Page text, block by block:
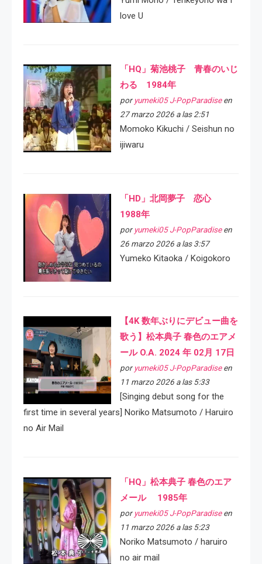
love U
「HQ」菊池桃子 青春のいじ
わる 1984年
por yumeki05 J-PopParadiseen
27 marzo 2026 a las 2:51
Momoko Kikuchi / Seishun no
ijiwaru
「HD」北岡夢子 恋心
1988年
por yumeki05 J-PopParadiseen
26 marzo 2026 a las 3:57
Yumeko Kitaoka / Koigokoro
【4K 数年ぶりにデビュー曲を
歌う】松本典子 春色のエアメ
ール O.A. 2024 年 02月 17日
por yumeki05 J-PopParadiseen
11 marzo 2026 a las 5:33
[Singing debut song for the
first time in several years] Noriko Matsumoto / Haruiro
no Air Mail
「HQ」松本典子 春色のエア
メール 1985年
por yumeki05 J-PopParadiseen
11 marzo 2026 a las 5:23
Noriko Matsumoto / haruiro
no air mail